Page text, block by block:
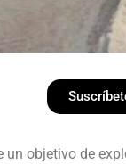
objetivo de